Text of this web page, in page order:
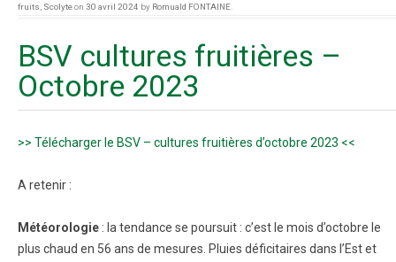
fruits Scolyteon 30 avril 2024 by Romuald FONTAINE
BSV cultures fruitières –
Octobre 2023
>> Télécharger le BSV – cultures fruitières d’octobre 2023 <<
A retenir :
Météorologie : la tendance se poursuit : c’est le mois d’octobre le
plus chaud en 56 ans de mesures. Pluies déficitaires dans l’Est et